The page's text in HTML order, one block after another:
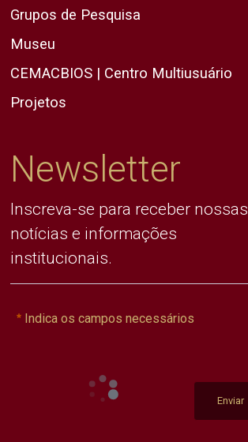
Grupos de Pesquisa
Museu
CEMACBIOS | Centro Multiusuário
Projetos
Newsletter
Inscreva-se para receber nossas
notícias e informações
institucionais.
Indica os campos necessários
Enviar